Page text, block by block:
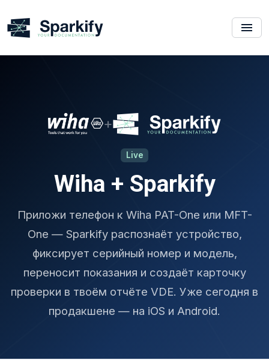
+
Live
Wiha + Sparkify
Приложи телефон к Wiha PAT-One или MFT-
One — Sparkify распознаёт устройство,
фиксирует серийный номер и модель,
переносит показания и создаёт карточку
проверки в твоём отчёте VDE. Уже сегодня в
продакшене — на iOS и Android.